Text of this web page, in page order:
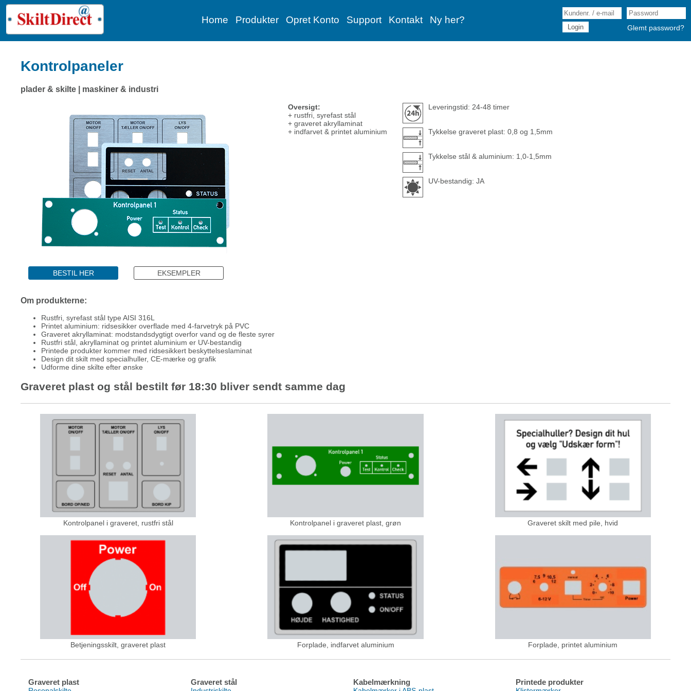
Home Produkter Opret Konto Support Kontakt Ny her?
Glemt password?
Kontrolpaneler
plader & skilte | maskiner & industri
BESTIL HER EKSEMPLER
Oversigt:
+ rustfri, syrefast stål
+ graveret akryllaminat
+ indfarvet & printet aluminium
Leveringstid: 24-48 timer
Tykkelse graveret plast: 0,8 og 1,5mm
Tykkelse stål & aluminium: 1,0-1,5mm
UV-bestandig: JA
Om produkterne:
Rustfri, syrefast stål type AISI 316L
Printet aluminium: ridsesikker overflade med 4-farvetryk på PVC
Graveret akryllaminat: modstandsdygtigt overfor vand og de fleste syrer
Rustfri stål, akryllaminat og printet aluminium er UV-bestandig
Printede produkter kommer med ridsesikkert beskyttelseslaminat
Design dit skilt med specialhuller, CE-mærke og grafik
Udforme dine skilte efter ønske
Graveret plast og stål bestilt før 18:30 bliver sendt samme dag
Kontrolpanel i graveret, rustfri stål Kontrolpanel i graveret plast, grøn Graveret skilt med pile, hvid
Betjeningsskilt, graveret plast Forplade, indfarvet aluminium Forplade, printet aluminium
Graveret plast Graveret stål Kabelmærkning Printede produkter